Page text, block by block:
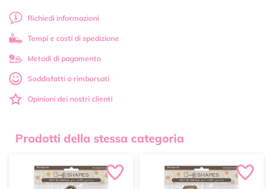
Richiedi informazioni
Tempi e costi di spedizione
Metodi di pagamento
Soddisfatti o rimborsati
Opinioni dei nostri clienti
Prodotti della stessa categoria